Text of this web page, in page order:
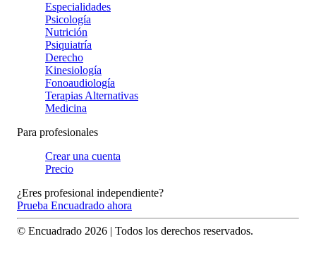
Especialidades
Psicología
Nutrición
Psiquiatría
Derecho
Kinesiología
Fonoaudiología
Terapias Alternativas
Medicina
Para profesionales
Crear una cuenta
Precio
¿Eres profesional independiente?
Prueba Encuadrado ahora
© Encuadrado 2026 | Todos los derechos reservados.